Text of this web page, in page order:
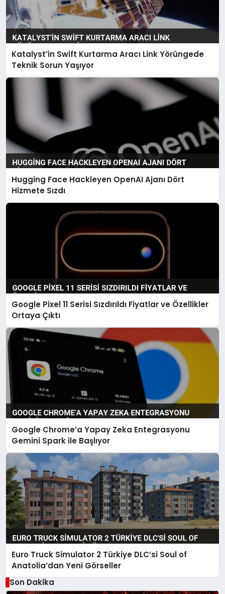
Katalyst’in Swift Kurtarma Aracı Link Yörüngede
Teknik Sorun Yaşıyor
Hugging Face Hackleyen OpenAI Ajanı Dört
Hizmete Sızdı
Google Pixel 11 Serisi Sızdırıldı Fiyatlar ve Özellikler
Ortaya Çıktı
Google Chrome’a Yapay Zeka Entegrasyonu
Gemini Spark ile Başlıyor
Euro Truck Simulator 2 Türkiye DLC’si Soul of
Anatolia’dan Yeni Görseller
Son Dakika